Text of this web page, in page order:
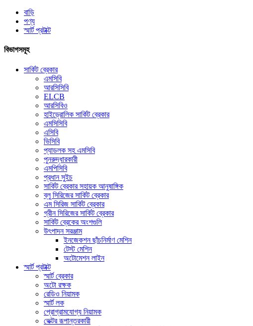
বাড়ি
পণ্য
স্মার্ট প্রটাক্ট
বিভাগসমূহ
সার্কিট ব্রেকার
এমসিবি
আরসিসিবি
ELCB
আরসিবিও
হাইড্রোলিক সার্কিট ব্রেকার
এমসিসিবি
এসিবি
ভিসিবি
প্যাডলক সহ এমসিবি
পুনরুদ্ধারকারী
এমপিসিবি
প্রধান সুইচ
সার্কিট ব্রেকার সহায়ক আনুষাঙ্গিক
ব্লু সিরিজের সার্কিট ব্রেকার
এম সিরিজ সার্কিট ব্রেকার
গ্রীন সিরিজের সার্কিট ব্রেকার
সার্কিট ব্রেকের অংশগুলি
উৎপাদন সরঞ্জাম
ইনজেকশন ছাঁচনির্মাণ মেশিন
টেস্ট মেশিন
অটোমেশন লাইন
স্মার্ট প্রটাক্ট
স্মার্ট ব্রেকার
অটো রক্ষক
রেডিও নিয়ামক
স্মার্ট লক
প্রোগ্রামযোগ্য নিয়ামক
ভেক্টর রূপান্তরকারী